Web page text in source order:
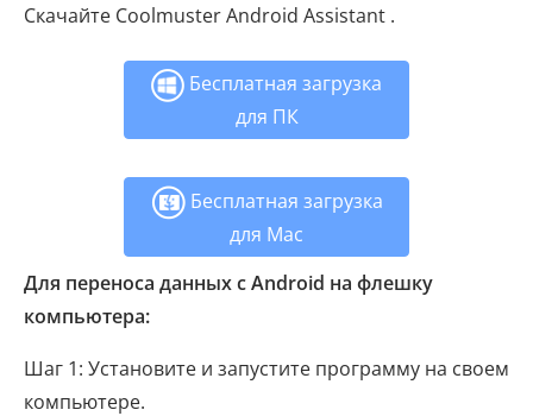
Скачайте Coolmuster Android Assistant .
Бесплатная загрузка
для ПК
Бесплатная загрузка
для Mac
Для переноса данных с Android на флешку
компьютера:
Шаг 1: Установите и запустите программу на своем
компьютере.